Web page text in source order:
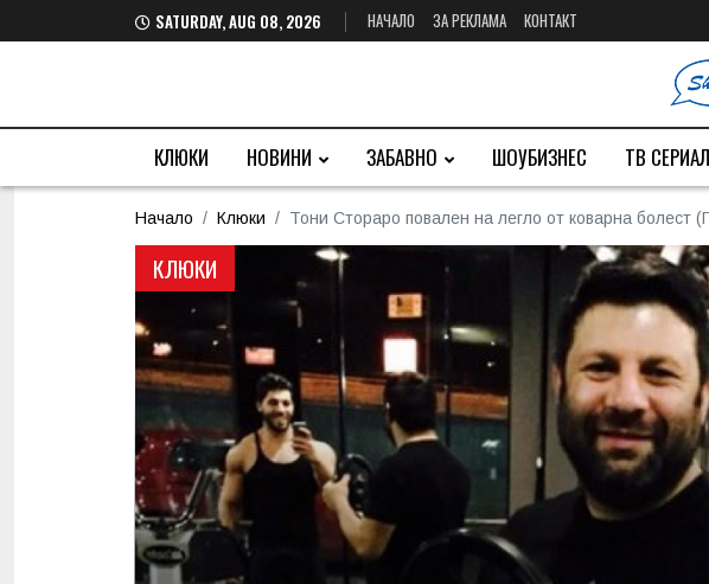
SATURDAY, AUG 08, 2026 НАЧАЛО ЗА РЕКЛАМА КОНТАКТ
КЛЮКИ НОВИНИ ЗАБАВНО ШОУБИЗНЕС ТВ
Начало Клюки Тони Стораро пoвален на легло от коварна болест
КЛЮКИ